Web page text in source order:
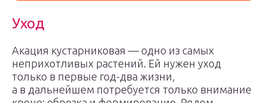
Уход
Акация кустарниковая — одно из самых
неприхотливых растений. Ей нужен уход
только в первые год-два жизни,
а в дальнейшем потребуется только внимание